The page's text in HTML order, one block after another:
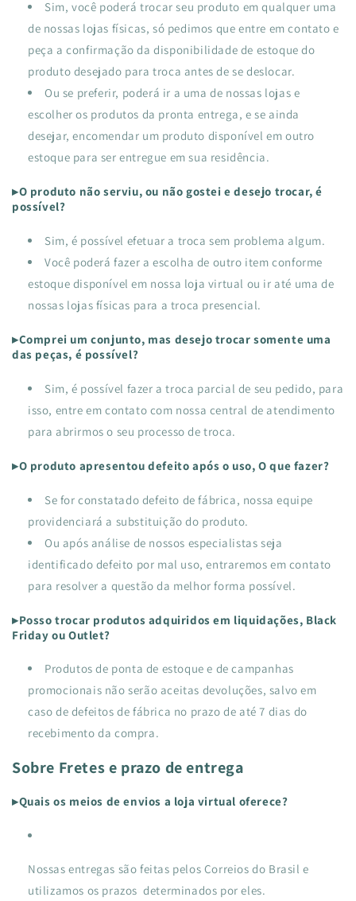
Sim, você poderá trocar seu produto em qualquer uma
de nossas lojas físicas, só pedimos que entre em contato e
peça a confirmação da disponibilidade de estoque do
produto desejado para troca antes de se deslocar.
Ou se preferir, poderá ir a uma de nossas lojas e
escolher os produtos da pronta entrega, e se ainda
desejar, encomendar um produto disponível em outro
estoque para ser entregue em sua residência.
▸O produto não serviu, ou não gostei e desejo trocar, é
possível?
Sim, é possível efetuar a troca sem problema algum.
Você poderá fazer a escolha de outro item conforme
estoque disponível em nossa loja virtual ou ir até uma de
nossas lojas físicas para a troca presencial.
▸Comprei um conjunto, mas desejo trocar somente uma
das peças, é possível?
Sim, é possível fazer a troca parcial de seu pedido, para
isso, entre em contato com nossa central de atendimento
para abrirmos o seu processo de troca.
▸O produto apresentou defeito após o uso, O que fazer?
Se for constatado defeito de fábrica, nossa equipe
providenciará a substituição do produto.
Ou após análise de nossos especialistas seja
identificado defeito por mal uso, entraremos em contato
para resolver a questão da melhor forma possível.
▸Posso trocar produtos adquiridos em liquidações, Black
Friday ou Outlet?
Produtos de ponta de estoque e de campanhas
promocionais não serão aceitas devoluções, salvo em
caso de defeitos de fábrica no prazo de até 7 dias do
recebimento da compra.
Sobre Fretes e prazo de entrega
▸Quais os meios de envios a loja virtual oferece?
Nossas entregas são feitas pelos Correios do Brasil e
utilizamos os prazos determinados por eles.